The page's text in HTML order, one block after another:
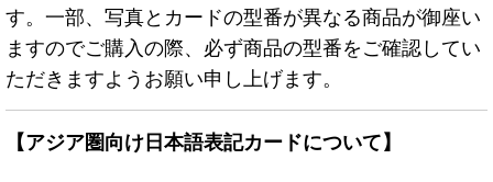
す。一部、写真とカードの型番が異なる商品が御座い
ますのでご購入の際、必ず商品の型番をご確認してい
ただきますようお願い申し上げます。
【アジア圏向け日本語表記カードについて】